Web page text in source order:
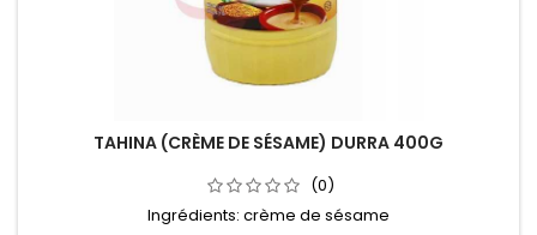
TAHINA (CRÈME DE SÉSAME) DURRA 400G
(0)
Ingrédients: crème de sésame